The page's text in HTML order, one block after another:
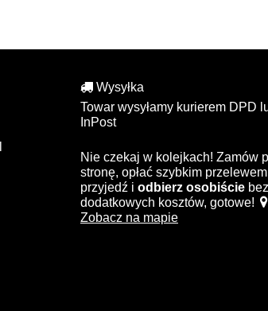
Wysyłka
Towar wysyłamy kurierem DPD
InPost
Nie czekaj w kolejkach! Zamów
stronę, opłać szybkim
przyjedź i odbierz osobiście bez
dodatkowych kosztów, gotowe!
Zobacz na mapie